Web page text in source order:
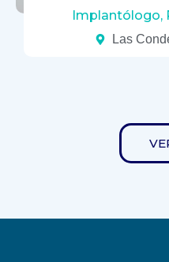
Implantólogo,
Las